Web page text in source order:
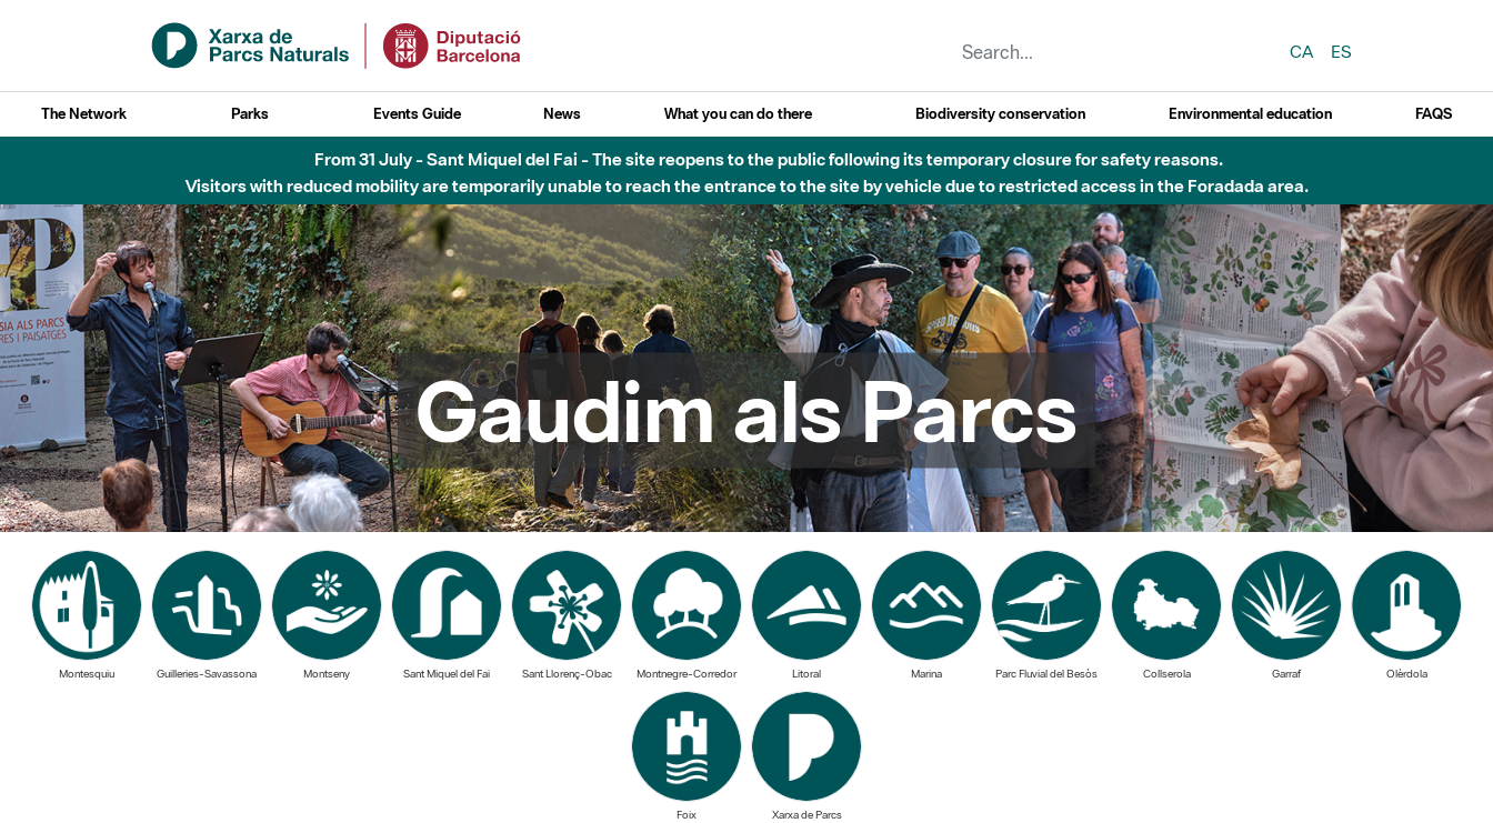
Skip to Main Content
CA
ES
The Network Parks Events Guide News What you can do there Biodiversity conservation Environmental education FAQS
6 d'agost - Parc Fluvial Besòs - Activació de la Fase d'Alerta del Parc Fluvial del Besòs per pluges intenses.
Tancats els accessos al Parc.
Gaudim als Parcs
Montesquiu Guilleries-Savassona Montseny Sant Miquel del Fai Sant Llorenç-Obac Montnegre-Corredor Litoral Marina Parc Fluvial del Besòs Collserola Garraf Olèrdola
Foix Xarxa de Parcs